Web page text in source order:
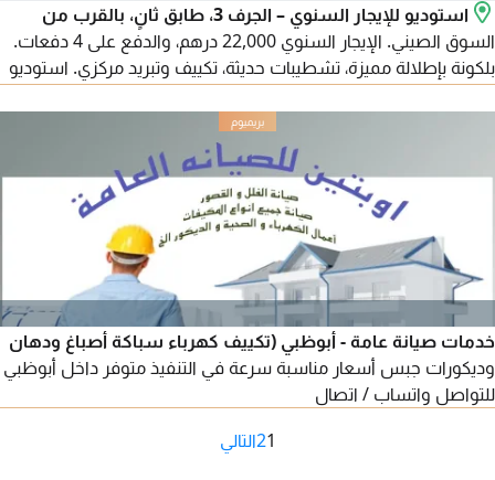
استوديو للإيجار السنوي – الجرف 3، طابق ثانٍ، بالقرب من
السوق الصيني. الإيجار السنوي 22,000 درهم، والدفع على 4 دفعات.
بلكونة بإطلالة مميزة، تشطيبات حديثة، تكييف وتبريد مركزي. استوديو
مضيء بتقسيم عملي، في موقع حيوي قريب من جميع الخدمات.
سهولة الوصول إلى الشارقة ودبي، ومخرج مباشر إلى طريق الشيخ
محمد بن زايد. التأمين بشيك. للتواصل.
خدمات صيانة عامة - أبوظبي (تكييف كهرباء سباكة أصباغ ودهان
وديكورات جبس أسعار مناسبة سرعة في التنفيذ متوفر داخل أبوظبي
للتواصل واتساب / اتصال
1
2التالي